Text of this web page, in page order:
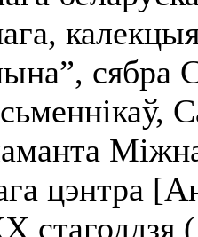
сябра
цэнтра